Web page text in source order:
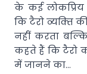
के कई लोकप्रिय
कि टैरो व्‍यक्‍ति
नहीं करता
कहते हैं कि टैरो
में जानने का…